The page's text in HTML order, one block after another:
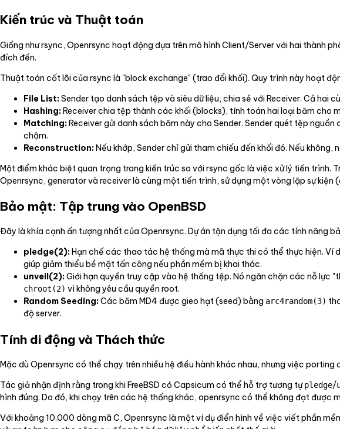
Kiến trúc và Thuật toán
Giống như rsync, Openrsync hoạt động dựa trên mô hình Client/Server với hai thành
đích đến.
Thuật toán cốt lõi của rsync là "block exchange" (trao đổi khối). Quy trình này hoạt
File List:Sender tạo danh sách tệp và siêu dữ liệu, chia sẻ với Receiver. Cả hai
Hashing:Receiver chia tệp thành các khối (blocks), tính toán hai loại băm cho
Matching:Receiver gửi danh sách băm này cho Sender. Sender quét tệp
chậm.
Reconstruction:Nếu khớp, Sender chỉ gửi tham chiếu đến khối đó. Nếu
Một điểm khác biệt quan trọng trong kiến trúc so với rsync gốc là việc xử lý tiến trình.
Openrsync, generator và receiver là cùng một tiến trình, sử dụng một vòng lặp sự
Bảo mật: Tập trung vào OpenBSD
Đây là khía cạnh ấn tượng nhất của Openrsync. Dự án tận dụng tối đa các tính năng
pledge(2): Hạn chế các thao tác hệ thống mà mã thực thi có thể thực hiện.
giúp giảm thiểu bề mặt tấn công nếu phần mềm bị khai thác.
unveil(2):Giới hạn quyền truy cập vào hệ thống tệp. Nó ngăn chặn các nỗ lực
chroot(2) vì không yêu cầu quyền root.
Random Seeding:Các băm MD4 được gieo hạt (seed) bằng arc4random(3)
độ server.
Tính di động và Thách thức
Mặc dù Openrsync có thể chạy trên nhiều hệ điều hành khác nhau, nhưng việc
Tác giả nhận định rằng trong khi FreeBSD có Capsicum có thể hỗ trợ tương tựpledge/
hình đúng. Do đó, khi chạy trên các hệ thống khác, openrsync có thể không đạt được
Với khoảng 10.000 dòng mã C, Openrsync là một ví dụ điển hình về việc viết phần